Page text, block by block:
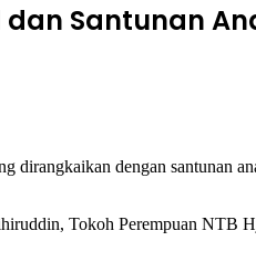
dan Santunan
dengan santunan
Tokoh Perempuan NTB